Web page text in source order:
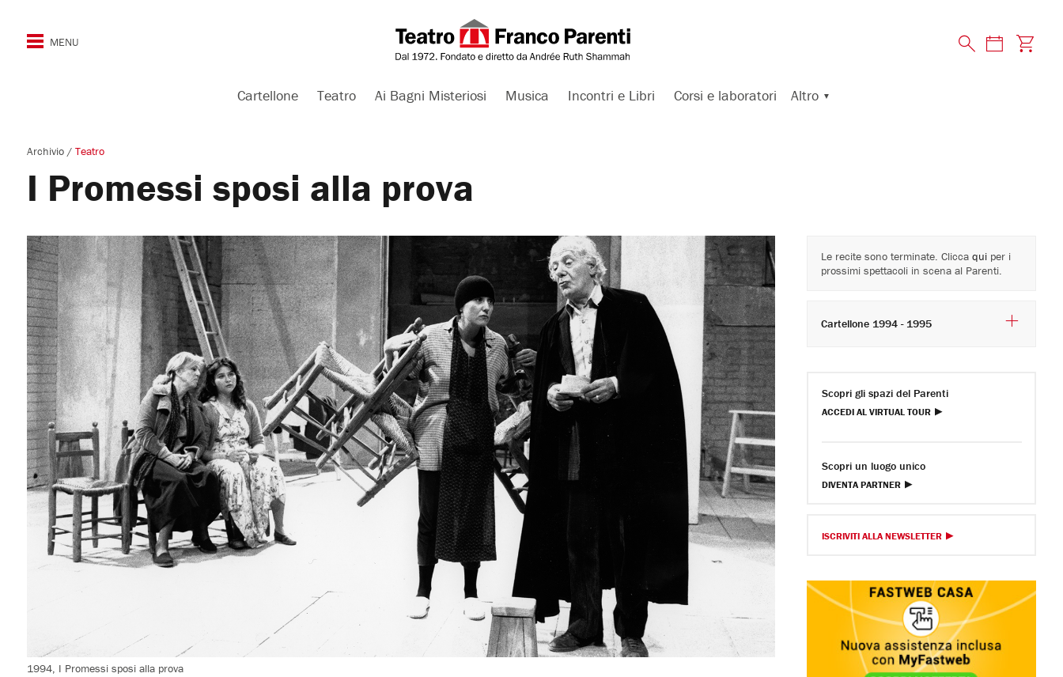
Cartellone Teatro Ai Bagni Misteriosi Musica Incontri e Libri Corsi e laboratori Altro
Archivio / Teatro
I Promessi sposi alla prova
1994, I Promessi sposi alla prova
Le recite sono terminate. Clicca quiper i
prossimi spettacoli in scena al Parenti.
Cartellone 1994 - 1995
Scopri gli spazi del Parenti
ACCEDI AL VIRTUAL TOUR
Scopri un luogo unico
DIVENTA PARTNER
ISCRIVITI ALLA NEWSLETTER